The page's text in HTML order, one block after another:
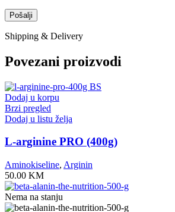
Shipping & Delivery
Povezani proizvodi
Dodaj u korpu
Brzi pregled
Dodaj u listu želja
L-arginine PRO (400g)
Aminokiseline, Arginin
50.00 KM
Nema na stanju